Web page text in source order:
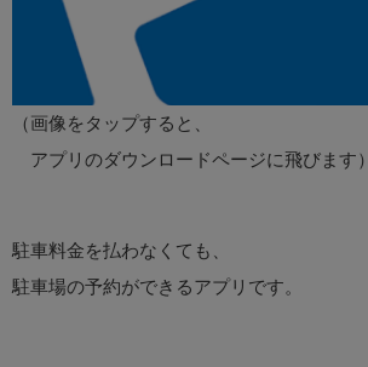
（画像をタップすると、
アプリのダウンロードページに飛びます）
駐車料金を払わなくても、
駐車場の予約ができるアプリです。